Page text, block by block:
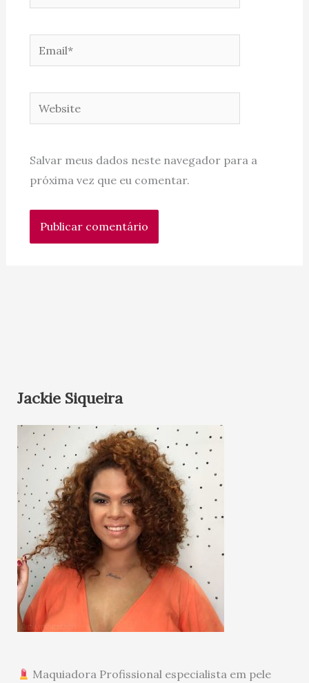
Email*
Website
Salvar meus dados neste navegador para a
próxima vez que eu comentar.
Jackie Siqueira
Maquiadora Profissional especialista em pele